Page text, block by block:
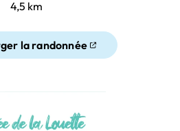
4,5 km
la randonnée
(ouverture dans un nouvel